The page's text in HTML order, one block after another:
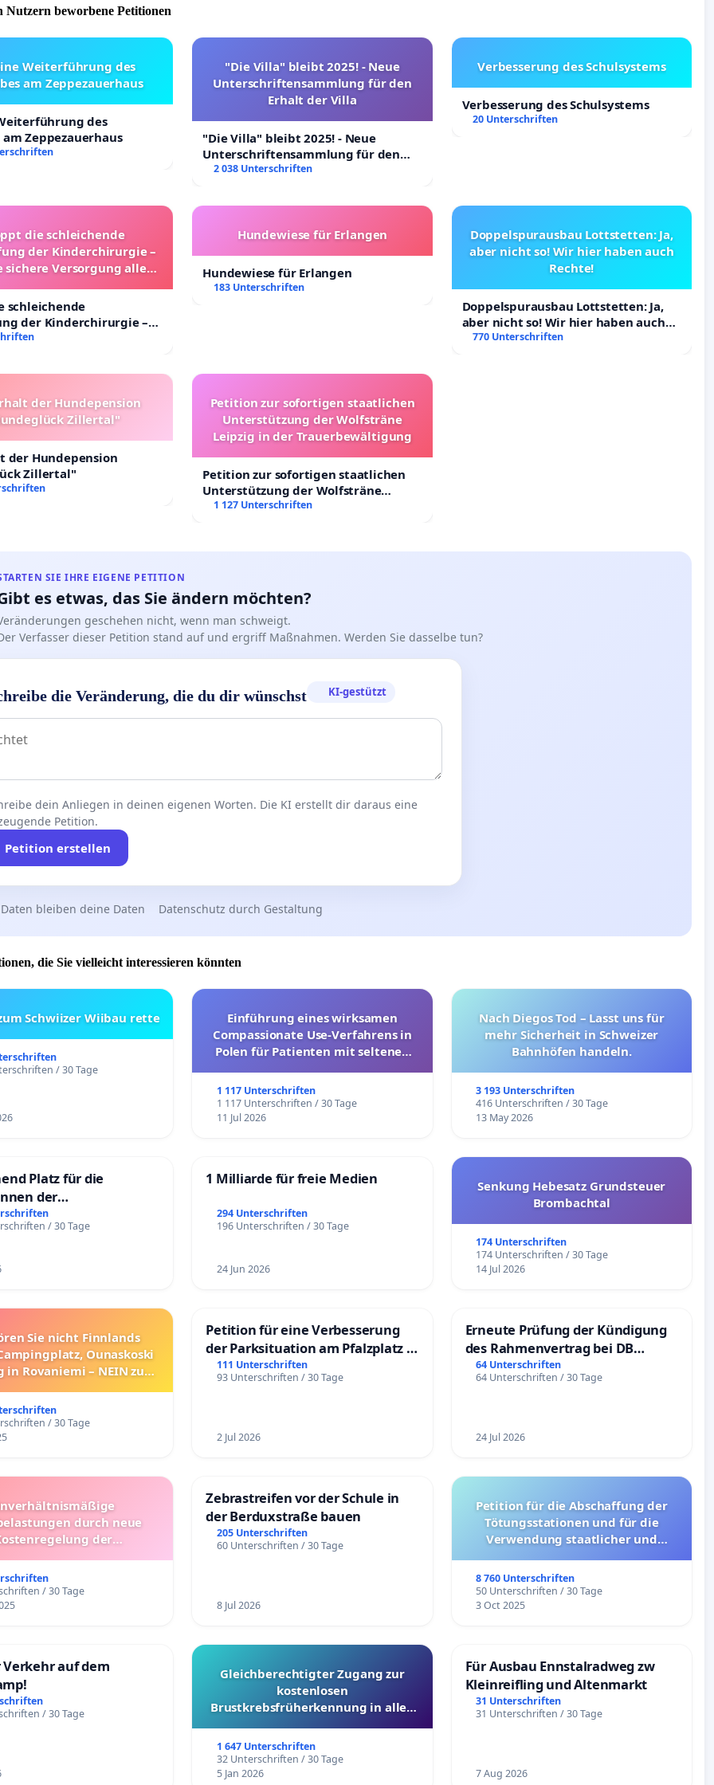
Kratzen ist kein Fehlverhalten, sondern ein
instinktives Verhalten: Katzen markieren ihr Revier,
Krallen und bauen Stress ab. Besonders Freigänger
sich eigenständig und folgen ihrem natürlichen
bestreitet, dass Eigentum geschützt werden soll. Doch
ist: Ist es gerecht, ein Tier lebenslang seiner Freiheit zu
verhältnismäßige Lösungen geben:
Schutzmaßnahmen an der betroffenen
Schutzvorrichtungen
zwischen Nachbarn
praktische Lösungen statt einer drastischen
von seiner gewohnten Freiheit auszuschließen oder eine
von seinem Zuhause zu erzwingen, ist eine harte
die nicht im Sinne des Tierwohls sein kann.
Straftäter. Leo ist eine Katze.
Petition fordern wir:
für Konflikte zwischen Nachbarn und
Freigängerverbot für Leo
jetzt für Kater Leo.
#FreiheitFürLeo #GerechtigkeitFürLeo
Nutzern beworbene Petitionen
Weiterführung des
am Zeppezauerhaus
des
Zeppezauerhaus
"Die Villa" bleibt 2025! - Neue
Unterschriftensammlung für den
Erhalt der Villa
"Die Villa" bleibt 2025! - Neue
Unterschriftensammlung für den
Erhalt der Villa
2 038 Unterschriften
Verbesserung des Schulsystems
Verbesserung des Schulsystems
20 Unterschriften
die schleichende
der Kinderchirurgie –
sichere Versorgung aller
schleichende
der Kinderchirurgie –
Versorgung aller
Hundewiese für Erlangen
Hundewiese für Erlangen
183 Unterschriften
Doppelspurausbau Lottstetten: Ja,
aber nicht so! Wir hier haben auch
Rechte!
Doppelspurausbau Lottstetten: Ja,
aber nicht so! Wir hier haben auch
Rechte!
770 Unterschriften
der Hundepension
Zillertal"
der Hundepension
Zillertal"
Petition zur sofortigen staatlichen
Unterstützung der Wolfsträne
Leipzig in der Trauerbewältigung
Petition zur sofortigen staatlichen
Unterstützung der Wolfsträne
Leipzig in der Trauerbewältigung
1 127 Unterschriften
SIE IHRE EIGENE PETITION
es etwas, das Sie ändern möchten?
geschehen nicht, wenn man schweigt.
Verfasser dieser Petition stand auf und ergriff Maßnahmen. Werden Sie dasselbe tun?
die Veränderung, die du dir wünschst KI-gestützt
dein Anliegen in deinen eigenen Worten. Die KI erstellt dir daraus eine
Petition.
Petition erstellen
bleiben deine Daten Datenschutz durch Gestaltung
die Sie vielleicht interessieren könnten
Schwiizer Wiibau rette
/ 30 Tage
Einführung eines wirksamen
Compassionate Use-Verfahrens in
Polen für Patienten mit seltenen
1 117 Unterschriften
1 117 Unterschriften / 30 Tage
11 Jul 2026
Nach Diegos Tod – Lasst uns für
mehr Sicherheit in Schweizer
Bahnhöfen handeln.
3 193 Unterschriften
416 Unterschriften / 30 Tage
13 May 2026
Platz für die
der
/ 30 Tage
1 Milliarde für freie Medien
294 Unterschriften
196 Unterschriften / 30 Tage
24 Jun 2026
Senkung Hebesatz Grundsteuer
Brombachtal
174 Unterschriften
174 Unterschriften / 30 Tage
14 Jul 2026
Sie nicht Finnlands
Ounaskoski
in Rovaniemi – NEIN zum
/ 30 Tage
Petition für eine Verbesserung
der Parksituation am Pfalzplatz in
Mannheim
111 Unterschriften
93 Unterschriften / 30 Tage
2 Jul 2026
Erneute Prüfung der Kündigung
des Rahmenvertrag bei DB
Fahrwegdienste Gmbh
64 Unterschriften
64 Unterschriften / 30 Tage
24 Jul 2026
durch neue
der
und Alternativen
/ 30 Tage
Zebrastreifen vor der Schule in
der Berduxstraße bauen
205 Unterschriften
60 Unterschriften / 30 Tage
8 Jul 2026
Petition für die Abschaffung der
Tötungsstationen und für die
Verwendung staatlicher und
8 760 Unterschriften
50 Unterschriften / 30 Tage
3 Oct 2025
auf dem
/ 30 Tage
Gleichberechtigter Zugang zur
kostenlosen
Brustkrebsfrüherkennung in allen
1 647 Unterschriften
32 Unterschriften / 30 Tage
5 Jan 2026
Für Ausbau Ennstalradweg zw
Kleinreifling und Altenmarkt
31 Unterschriften
31 Unterschriften / 30 Tage
7 Aug 2026